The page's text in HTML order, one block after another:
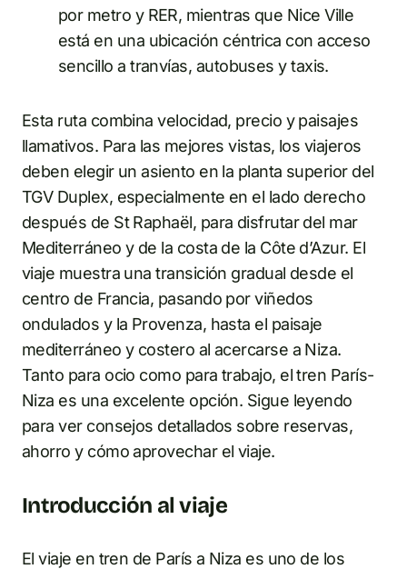
por metro y RER, mientras que Nice Ville
está en una ubicación céntrica con acceso
sencillo a tranvías, autobuses y taxis.
Esta ruta combina velocidad, precio y paisajes
llamativos. Para las mejores vistas, los viajeros
deben elegir un asiento en la planta superior del
TGV Duplex, especialmente en el lado derecho
después de St Raphaël, para disfrutar del mar
Mediterráneo y de la costa de la Côte d’Azur. El
viaje muestra una transición gradual desde el
centro de Francia, pasando por viñedos
ondulados y la Provenza, hasta el paisaje
mediterráneo y costero al acercarse a Niza.
Tanto para ocio como para trabajo, el tren París-
Niza es una excelente opción. Sigue leyendo
para ver consejos detallados sobre reservas,
ahorro y cómo aprovechar el viaje.
Introducción al viaje
El viaje en tren de París a Niza es uno de los